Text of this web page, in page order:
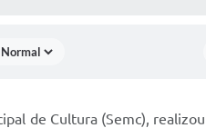
de Cultura (Semc),